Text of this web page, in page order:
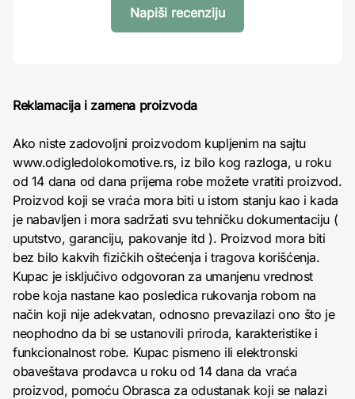
Napiši recenziju
Reklamacija i zamena proizvoda
Ako niste zadovoljni proizvodom kupljenim na sajtu
www.odigledolokomotive.rs, iz bilo kog razloga, u roku
od 14 dana od dana prijema robe možete vratiti proizvod.
Proizvod koji se vraća mora biti u istom stanju kao i kada
je nabavljen i mora sadržati svu tehničku dokumentaciju (
uputstvo, garanciju, pakovanje itd ). Proizvod mora biti
bez bilo kakvih fizičkih oštećenja i tragova korišćenja.
Kupac je isključivo odgovoran za umanjenu vrednost
robe koja nastane kao posledica rukovanja robom na
način koji nije adekvatan, odnosno prevazilazi ono što je
neophodno da bi se ustanovili priroda, karakteristike i
funkcionalnost robe. Kupac pismeno ili elektronski
obaveštava prodavca u roku od 14 dana da vraća
proizvod, pomoću Obrasca za odustanak koji se nalazi